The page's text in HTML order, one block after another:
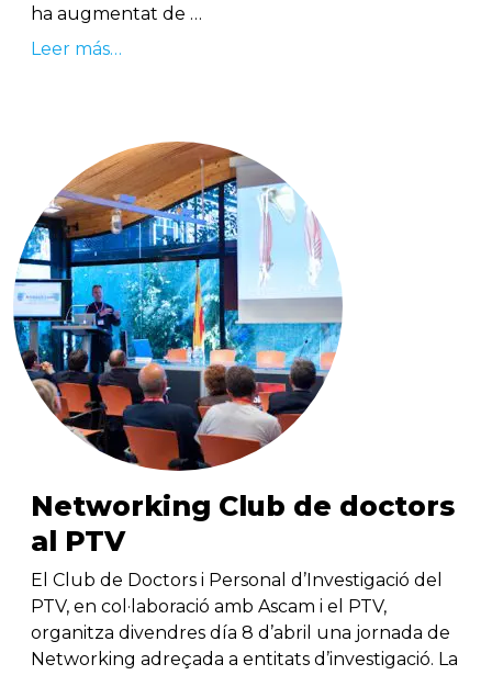
ha augmentat de …
Leer más…
Networking Club de doctors
al PTV
El Club de Doctors i Personal d’Investigació del
PTV, en col·laboració amb Ascam i el PTV,
organitza divendres día 8 d’abril una jornada de
Networking adreçada a entitats d’investigació. La